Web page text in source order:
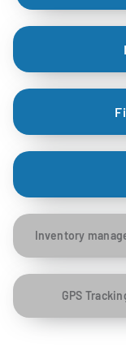
Inventory
GPS